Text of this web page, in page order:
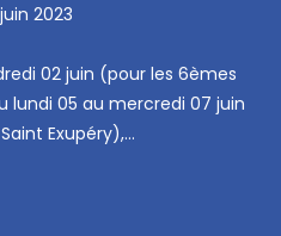
juin 2023
02 juin (pour les 6èmes
lundi 05 au mercredi 07 juin
Exupéry),…